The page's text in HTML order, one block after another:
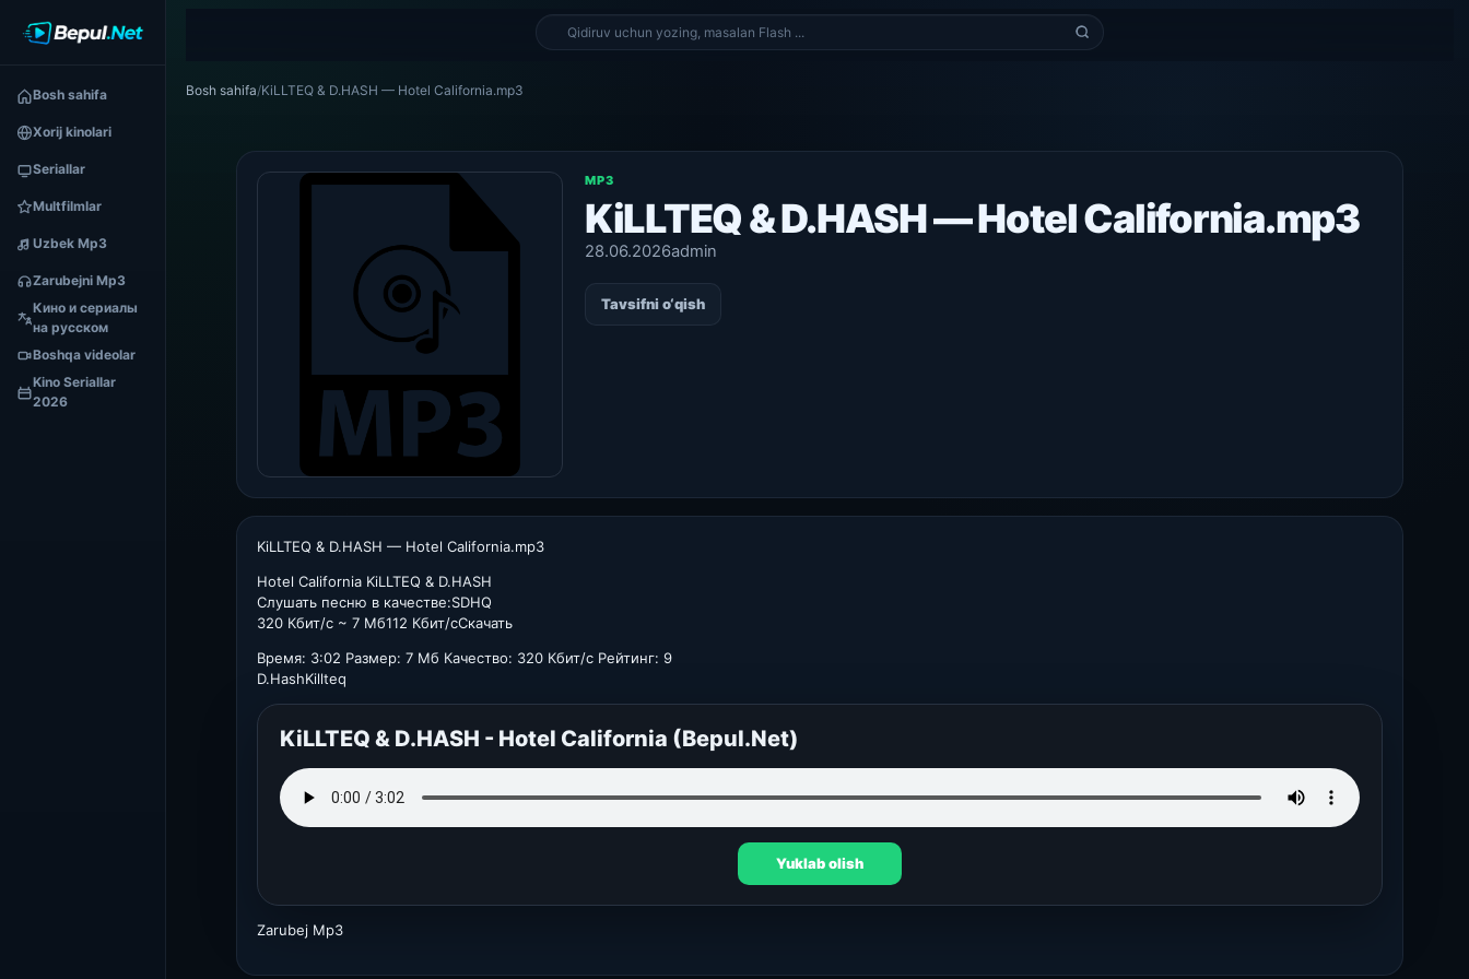
Bosh sahifa
Xorij kinolari
Seriallar
Multfilmlar
Uzbek Mp3
Zarubejni Mp3
Кино и сериалы
на русском
Boshqa videolar
Kino Seriallar
2026
Bosh sahifa/KiLLTEQ & D.HASH — Hotel California.mp3
MP3
KiLLTEQ & D.HASH — Hotel California.mp3
28.06.2026admin
Tavsifni o‘qish
KiLLTEQ & D.HASH — Hotel California.mp3
Hotel California KiLLTEQ & D.HASH
Слушать песню в качестве:SDHQ
320 Кбит/с ~ 7 Мб112 Кбит/cСкачать
Время: 3:02 Размер: 7 Мб Качество: 320 Кбит/с Рейтинг: 9
D.HashKillteq
KiLLTEQ & D.HASH - Hotel California (Bepul.Net)
Yuklab olish
Zarubej Mp3